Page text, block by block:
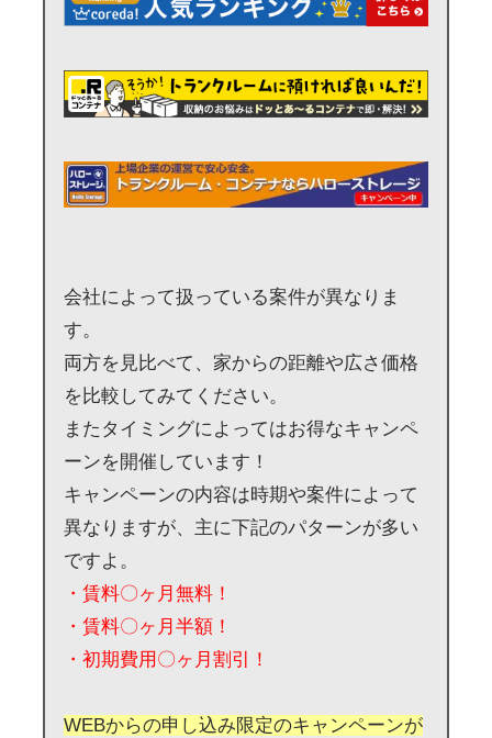
会社によって扱っている案件が異なりま
す。
両方を見比べて、家からの距離や広さ価格
を比較してみてください。
またタイミングによってはお得なキャンペ
ーンを開催しています！
キャンペーンの内容は時期や案件によって
異なりますが、主に下記のパターンが多い
ですよ。
・賃料〇ヶ月無料！
・賃料〇ヶ月半額！
・初期費用〇ヶ月割引！
WEBからの申し込み限定のキャンペーンが